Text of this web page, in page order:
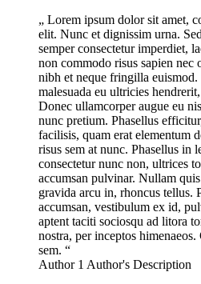
Lorem ipsum dolor sit amet,
elit. Nunc et dignissim urna.
semper consectetur imperdiet,
non commodo risus sapien nec
nibh et neque fringilla
malesuada eu ultricies
Donec ullamcorper augue eu
nunc pretium. Phasellus
facilisis, quam erat elementum
risus sem at nunc. Phasellus in
consectetur nunc non, ultrices
accumsan pulvinar. Nullam
gravida arcu in, rhoncus tellus.
accumsan, vestibulum ex id,
aptent taciti sociosqu ad litora
nostra, per inceptos
sem.
Author 1 Author's Description